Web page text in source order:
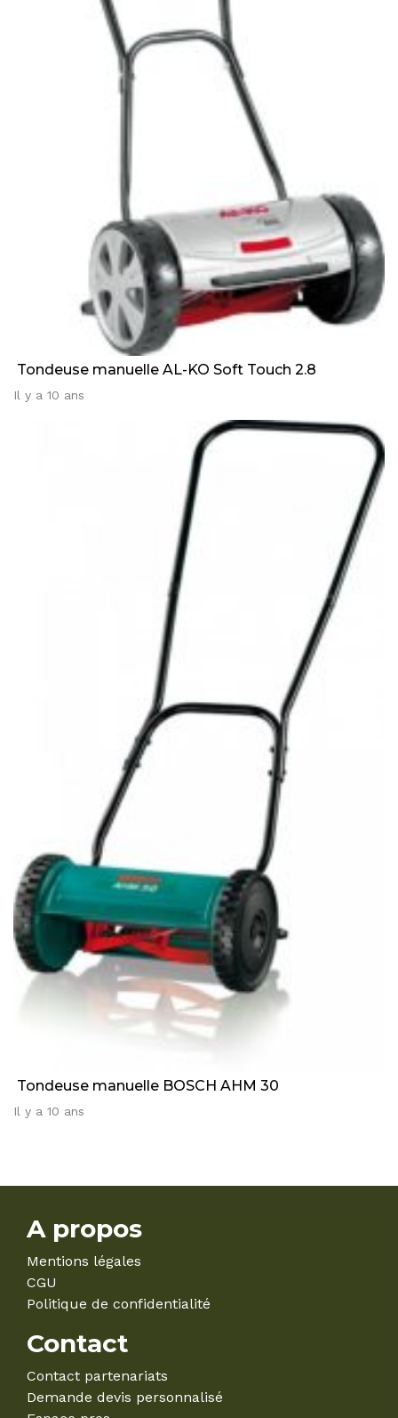
Tondeuse manuelle AL-KO Soft Touch 2.8
Il y a 10 ans
Tondeuse manuelle BOSCH AHM 30
Il y a 10 ans
A propos
Mentions légales
CGU
Politique de confidentialité
Contact
Contact partenariats
Demande devis personnalisé